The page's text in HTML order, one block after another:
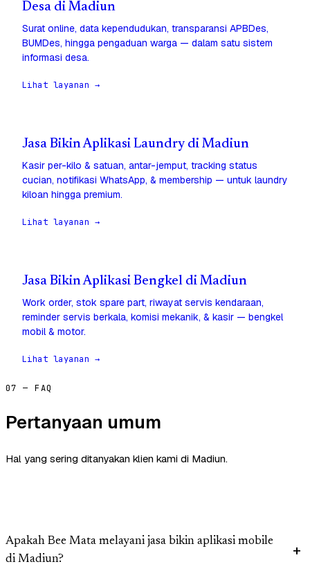
Desa di Madiun
Surat online, data kependudukan, transparansi APBDes,
BUMDes, hingga pengaduan warga — dalam satu sistem
informasi desa.
Lihat layanan →
Jasa Bikin Aplikasi Laundry di Madiun
Kasir per-kilo & satuan, antar-jemput, tracking status
cucian, notifikasi WhatsApp, & membership — untuk laundry
kiloan hingga premium.
Lihat layanan →
Jasa Bikin Aplikasi Bengkel di Madiun
Work order, stok spare part, riwayat servis kendaraan,
reminder servis berkala, komisi mekanik, & kasir — bengkel
mobil & motor.
Lihat layanan →
07 — FAQ
Pertanyaan umum
Hal yang sering ditanyakan klien kami di Madiun.
Apakah Bee Mata melayani jasa bikin aplikasi mobile
di Madiun?